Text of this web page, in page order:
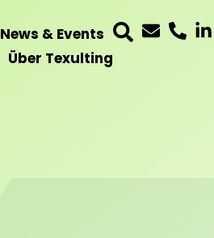
News & Events
Über Texulting